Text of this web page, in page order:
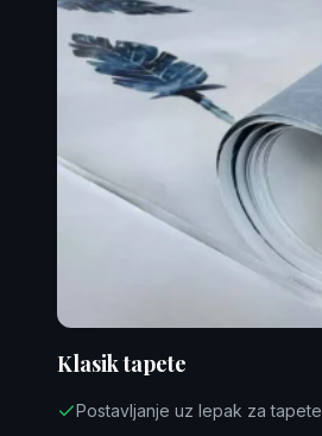
Klasik tapete
Postavljanje uz lepak za tapete